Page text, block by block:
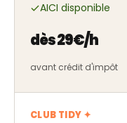
AICI disponible
dès 29€/h
avant crédit d'impôt
CLUB TIDY ✦